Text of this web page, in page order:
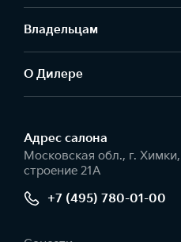
Владельцам
О Дилере
Адрес салонa
Московская обл., г.
строение 21А
+7 (495) 780-01-00